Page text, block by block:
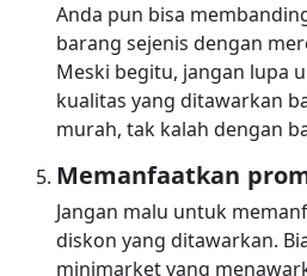
Anda pun bisa
barang sejenis dengan
Meski begitu, jangan lupa
kualitas yang ditawarkan
murah, tak kalah dengan
Memanfaatkan
Jangan malu untuk
diskon yang ditawarkan.
minimarket yang